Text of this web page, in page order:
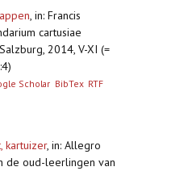
, in: Francis
cartusiae
2014, V-XI (=
Scholar BibTex RTF
kartuizer, in: Allegro
de oud-leerlingen van